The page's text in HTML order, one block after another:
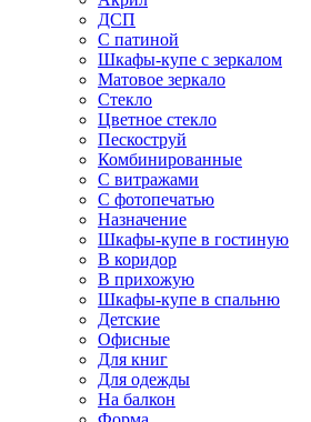
ДСП
С патиной
Шкафы-купе с зеркалом
Матовое зеркало
Стекло
Цветное стекло
Пескоструй
Комбинированные
С витражами
С фотопечатью
Назначение
Шкафы-купе в гостиную
В коридор
В прихожую
Шкафы-купе в спальню
Детские
Офисные
Для книг
Для одежды
На балкон